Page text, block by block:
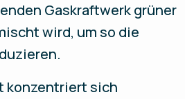
Gaskraftwerk grüner
wird, um so die
konzentriert sich